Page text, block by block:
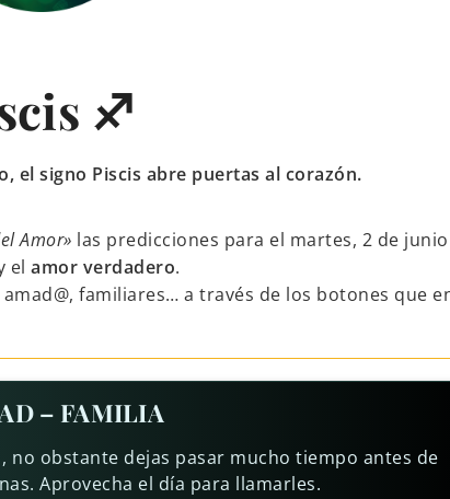
♐
el signo Piscis abre puertas al corazón.
Amor» las predicciones para el martes, 2 de
el amor verdadero.
familiares… a través de los botones que
– FAMILIA
no obstante dejas pasar mucho tiempo antes de
Aprovecha el día para llamarles.